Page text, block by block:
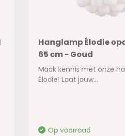
Hanglamp Élodie
65 cm - Goud
Maak kennis met onze
Élodie! Laat jouw...
Op voorraad